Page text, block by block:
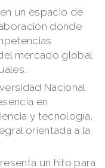
un espacio de
donde
mercado global
Nacional
en
y tecnología,
orientada a la
un hito para